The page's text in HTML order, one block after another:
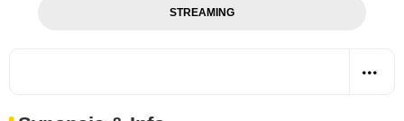
STREAMING